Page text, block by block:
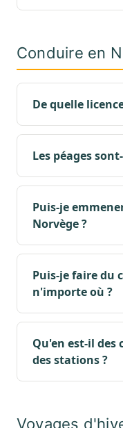
Conduire en
De quelle
Les péages
Puis-je
Norvège ?
Puis-je faire du
n'importe où ?
Qu'en est-il des
des stations ?
Voyages